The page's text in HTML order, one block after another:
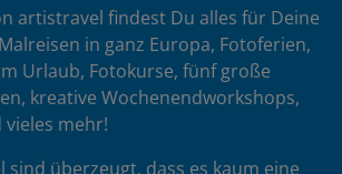
artistravel findest Du alles für Deine
in ganz Europa, Fotoferien,
Urlaub, Fotokurse, fünf große
kreative Wochenendworkshops,
vieles mehr!
überzeugt, dass es kaum eine